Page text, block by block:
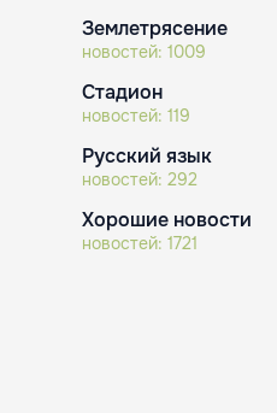
Землетрясение
новостей: 1009
Стадион
новостей: 119
Русский язык
новостей: 292
Хорошие новости
новостей: 1721